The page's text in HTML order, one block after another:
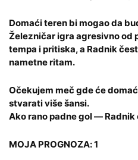
Domaći teren bi mogao da
Železničar igra agresivno od
tempa i pritiska, a Radnik
nametne ritam.
Očekujem meč gde će
stvarati više šansi.
Ako rano padne gol —
MOJA PROGNOZA: 1